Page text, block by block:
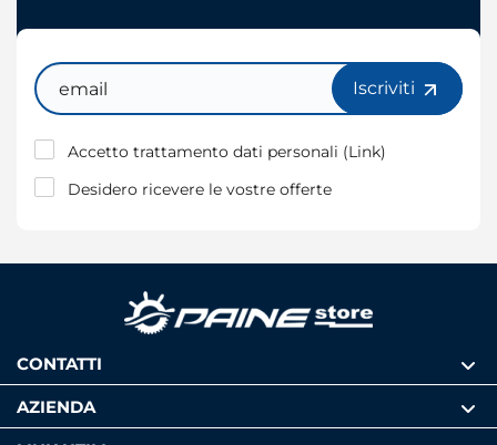
Email
Iscriviti
Accetto trattamento dati personali (Link)
Desidero ricevere le vostre offerte
CONTATTI
AZIENDA